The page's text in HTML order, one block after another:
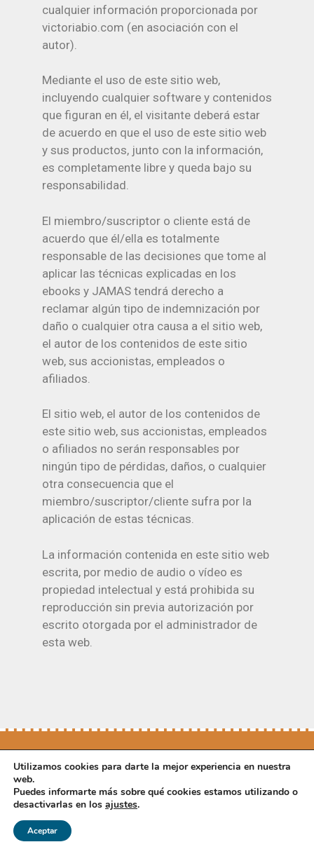
cualquier información proporcionada por
victoriabio.com (en asociación con el
autor).
Mediante el uso de este sitio web,
incluyendo cualquier software y contenidos
que figuran en él, el visitante deberá estar
de acuerdo en que el uso de este sitio web
y sus productos, junto con la información,
es completamente libre y queda bajo su
responsabilidad.
El miembro/suscriptor o cliente está de
acuerdo que él/ella es totalmente
responsable de las decisiones que tome al
aplicar las técnicas explicadas en los
ebooks y JAMAS tendrá derecho a
reclamar algún tipo de indemnización por
daño o cualquier otra causa a el sitio web,
el autor de los contenidos de este sitio
web, sus accionistas, empleados o
afiliados.
El sitio web, el autor de los contenidos de
este sitio web, sus accionistas, empleados
o afiliados no serán responsables por
ningún tipo de pérdidas, daños, o cualquier
otra consecuencia que el
miembro/suscriptor/cliente sufra por la
aplicación de estas técnicas.
La información contenida en este sitio web
escrita, por medio de audio o vídeo es
propiedad intelectual y está prohibida su
reproducción sin previa autorización por
escrito otorgada por el administrador de
esta web.
Utilizamos cookies para darte la mejor experiencia en nuestra
web.
Puedes informarte más sobre qué cookies estamos utilizando o
desactivarlas en los ajustes.
Aceptar